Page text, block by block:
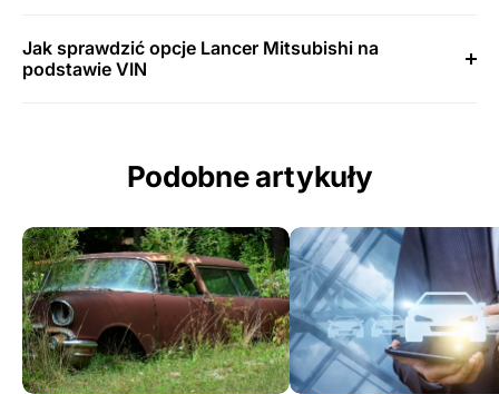
Jak sprawdzić opcje Lancer Mitsubishi na
podstawie VIN
Podobne artykuły